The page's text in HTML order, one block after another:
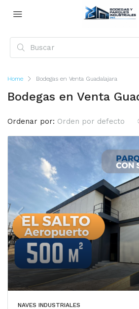
Home Bodegas en Venta Guadalajara
Bodegas en Venta
Ordenar por: Orden por defecto
NAVES INDUSTRIALES